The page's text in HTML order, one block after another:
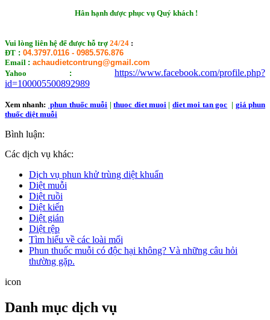
Hân hạnh được phục vụ Quý khách !
Vui lòng liên hệ để được hỗ trợ 24/24 :
ĐT : 04.3797.0116 - 0985.576.876
Email : achaudietcontrung@gmail.com
Yahoo : https://www.facebook.com/profile.php?
id=100005500892989
Xem nhanh: phun thuốc muỗi | thuoc diet muoi | dietmoi tan goc | giá phun
thuốc diệt muỗi
Bình luận:
Các dịch vụ khác:
Dịch vụ phun khử trùng diệt khuẩn
Diệt muỗi
Diệt ruồi
Diệt kiến
Diệt gián
Diệt rệp
Tìm hiểu về các loài mối
Phun thuốc muỗi có độc hại không? Và những câu hỏi
thường gặp.
icon
Danh mục dịch vụ